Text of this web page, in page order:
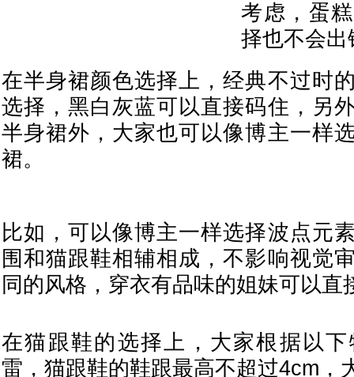
考虑，蛋
择也不会出
在半身裙颜色选择上，经典不过时
选择，黑白灰蓝可以直接码住，另
半身裙外，大家也可以像博主一样
裙。
比如，可以像博主一样选择波点元
围和猫跟鞋相辅相成，不影响视觉
同的风格，穿衣有品味的姐妹可以直
在猫跟鞋的选择上，大家根据以
雷，猫跟鞋的鞋跟最高不超过4cm，